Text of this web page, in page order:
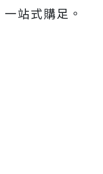
一站式購足。